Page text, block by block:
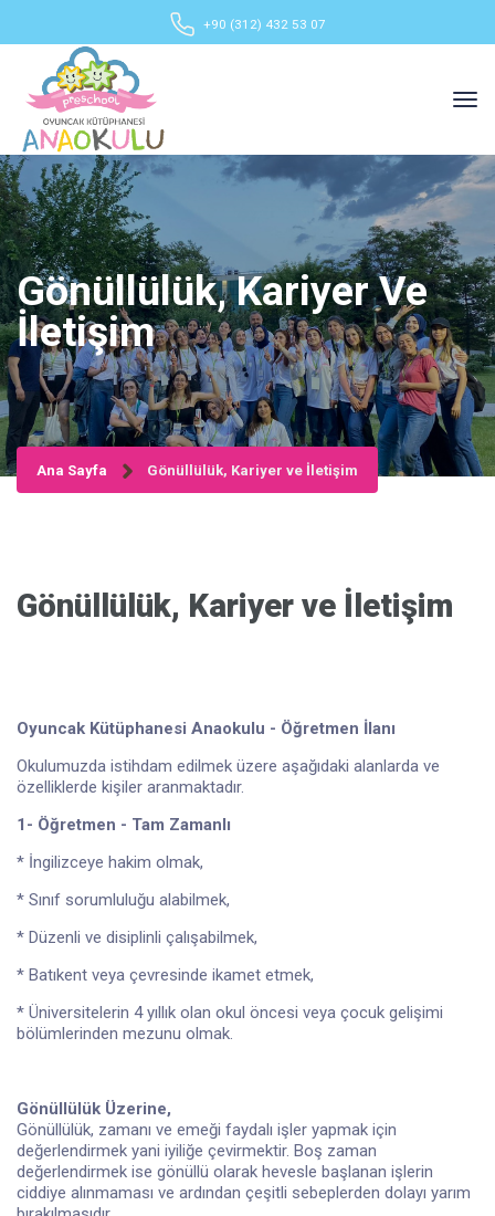
+90 (312) 432 53 07
Gönüllülük, Kariyer Ve
İletişim
Ana Sayfa Gönüllülük, Kariyer ve İletişim
Gönüllülük, Kariyer ve İletişim
Oyuncak Kütüphanesi Anaokulu - Öğretmen İlanı
Okulumuzda istihdam edilmek üzere aşağıdaki alanlarda ve
özelliklerde kişiler aranmaktadır.
1- Öğretmen - Tam Zamanlı
* İngilizceye hakim olmak,
* Sınıf sorumluluğu alabilmek,
* Düzenli ve disiplinli çalışabilmek,
* Batıkent veya çevresinde ikamet etmek,
* Üniversitelerin 4 yıllık olan okul öncesi veya çocuk gelişimi
bölümlerinden mezunu olmak.
Gönüllülük Üzerine,
Gönüllülük, zamanı ve emeği faydalı işler yapmak için
değerlendirmek yani iyiliğe çevirmektir. Boş zaman
değerlendirmek ise gönüllü olarak hevesle başlanan işlerin
ciddiye alınmaması ve ardından çeşitli sebeplerden dolayı yarım